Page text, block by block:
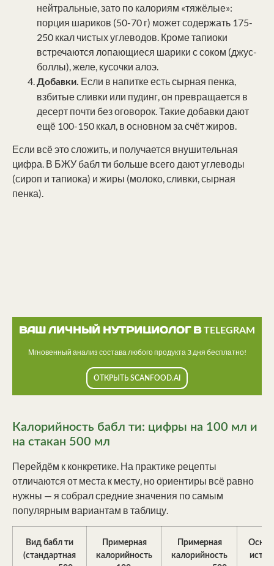
нейтральные, зато по калориям «тяжёлые»:
порция шариков (50-70 г) может содержать 175-
250 ккал чистых углеводов. Кроме тапиоки
встречаются лопающиеся шарики с соком (джус-
боллы), желе, кусочки алоэ.
Добавки. Если в напитке есть сырная пенка,
взбитые сливки или пудинг, он превращается в
десерт почти без оговорок. Такие добавки дают
ещё 100-150 ккал, в основном за счёт жиров.
Если всё это сложить, и получается внушительная
цифра. В БЖУ бабл ти больше всего дают углеводы
(сироп и тапиока) и жиры (молоко, сливки, сырная
пенка).
ВАШ ЛИЧНЫЙ НУТРИЦИОЛОГ В TELEGRAM
Мгновенный анализ состава любого продукта 3 дня бесплатно!
ОТКРЫТЬ SCANFOOD.AI
Калорийность бабл ти: цифры на 100 мл и
на стакан 500 мл
Перейдём к конкретике. На практике рецепты
отличаются от места к месту, но ориентиры всё равно
нужны — я собрал средние значения по самым
популярным вариантам в таблицу.
Вид бабл ти
(стандартная
Примерная
калорийность
Примерная
калорийность